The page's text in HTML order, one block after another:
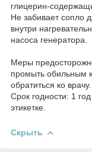
глицерин-
Не забивает сопло
внутри
насоса генератора.
Меры
промыть обильным
обратиться ко врачу.
Срок годности: 1
этикетке.
Скрыть